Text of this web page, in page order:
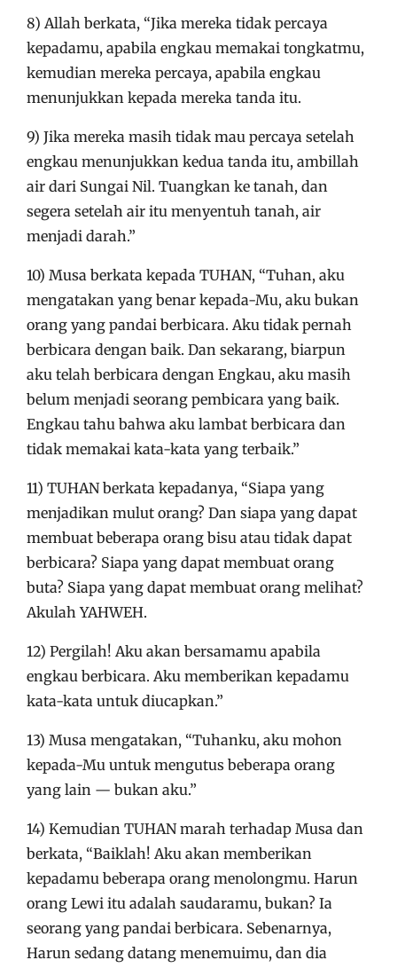
8) Allah berkata, “Jika mereka tidak percaya
kepadamu, apabila engkau memakai tongkatmu,
kemudian mereka percaya, apabila engkau
menunjukkan kepada mereka tanda itu.
9) Jika mereka masih tidak mau percaya setelah
engkau menunjukkan kedua tanda itu, ambillah
air dari Sungai Nil. Tuangkan ke tanah, dan
segera setelah air itu menyentuh tanah, air
menjadi darah.”
10) Musa berkata kepada TUHAN, “Tuhan, aku
mengatakan yang benar kepada-Mu, aku bukan
orang yang pandai berbicara. Aku tidak pernah
berbicara dengan baik. Dan sekarang, biarpun
aku telah berbicara dengan Engkau, aku masih
belum menjadi seorang pembicara yang baik.
Engkau tahu bahwa aku lambat berbicara dan
tidak memakai kata-kata yang terbaik.”
11) TUHAN berkata kepadanya, “Siapa yang
menjadikan mulut orang? Dan siapa yang dapat
membuat beberapa orang bisu atau tidak dapat
berbicara? Siapa yang dapat membuat orang
buta? Siapa yang dapat membuat orang melihat?
Akulah YAHWEH.
12) Pergilah! Aku akan bersamamu apabila
engkau berbicara. Aku memberikan kepadamu
kata-kata untuk diucapkan.”
13) Musa mengatakan, “Tuhanku, aku mohon
kepada-Mu untuk mengutus beberapa orang
yang lain — bukan aku.”
14) Kemudian TUHAN marah terhadap Musa dan
berkata, “Baiklah! Aku akan memberikan
kepadamu beberapa orang menolongmu. Harun
orang Lewi itu adalah saudaramu, bukan? Ia
seorang yang pandai berbicara. Sebenarnya,
Harun sedang datang menemuimu, dan dia